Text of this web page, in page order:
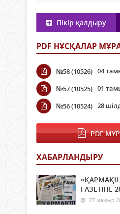
Пікір қалдыру
PDF НҰСҚАЛАР
№58 (10526) 04
№57 (10525) 01
№56 (10524) 28
PDF
ХАБАРЛАНДЫРУ
ГАЗЕТІНЕ
27 мамыр